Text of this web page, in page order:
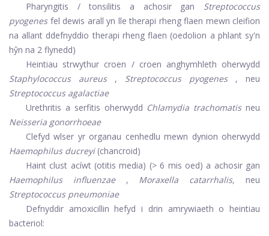
Pharyngitis / tonsilitis a achosir gan Streptococcus
pyogenesfel dewis arall yn lle therapi rheng flaen mewn cleifion
na allant ddefnyddio therapi rheng flaen (oedolion a phlant sy'n
hŷn na 2 flynedd)
Heintiau strwythur croen / croen anghymhleth oherwydd
Staphylococcus aureus, Streptococcus pyogenes, neu
Streptococcus agalactiae
Urethritis a serfitis oherwydd Chlamydia trachomatisneu
Neisseria gonorrhoeae
Clefyd wlser yr organau cenhedlu mewn dynion oherwydd
Haemophilus ducreyi(chancroid)
Haint clust acíwt (otitis media) (> 6 mis oed) a achosir gan
Haemophilus influenzae, Moraxella catarrhalis, neu
Streptococcus pneumoniae
Defnyddir amoxicillin hefyd i drin amrywiaeth o heintiau
bacteriol: